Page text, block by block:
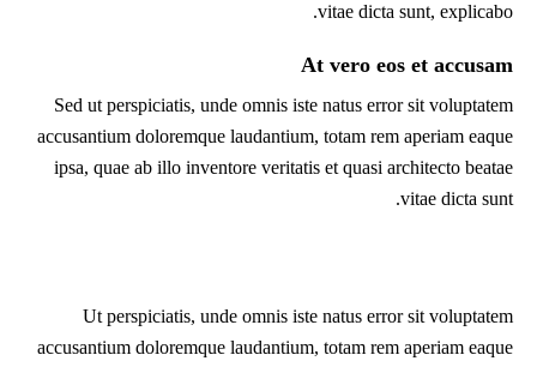
vitae dicta sunt, explicabo.
At vero eos et accusam
Sed ut perspiciatis, unde omnis iste natus error sit voluptatem
accusantium doloremque laudantium, totam rem aperiam eaque
ipsa, quae ab illo inventore veritatis et quasi architecto beatae
vitae dicta sunt.
Ut perspiciatis, unde omnis iste natus error sit voluptatem
accusantium doloremque laudantium, totam rem aperiam eaque